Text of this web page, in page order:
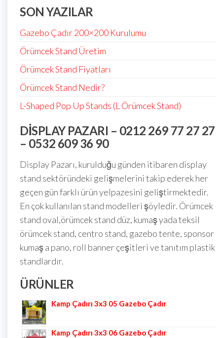
SON YAZILAR
Gazebo Çadır 200×200 Kurulumu
Örümcek Stand Üretim
Örümcek Stand Fiyatları
Örümcek Stand Nedir?
L-Shaped Pop Up Stands (L Örümcek Stand)
DISPLAY PAZARI – 0212 269 77 27 27
– 0532 609 36 90
Display Pazarı, kurulduğu günden itibaren display
stand sektöründeki gelişmelerini takip ederek her
geçen gün farklı ürün yelpazesini geliştirmektedir.
En çok kullanılan stand modelleri şöyledir. Örümcek
stand oval,örümcek stand düz, kumaş yada teksil
örümcek stand, centro stand, gazebo tente, sponsor
kumaş a pano, roll banner çeşitleri ve tanıtım plastik
standlardır.
ÜRÜNLER
Kamp Çadırı 3x3 05 Gazebo Çadır
Kamp Çadırı 3x3 06 Gazebo Çadır